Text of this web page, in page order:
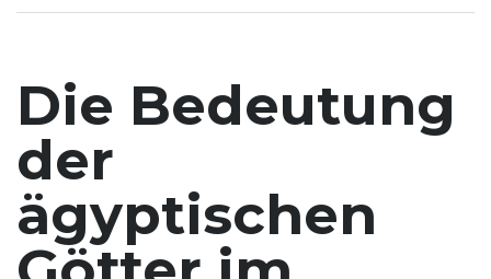
Die Bedeutung
der
ägyptischen